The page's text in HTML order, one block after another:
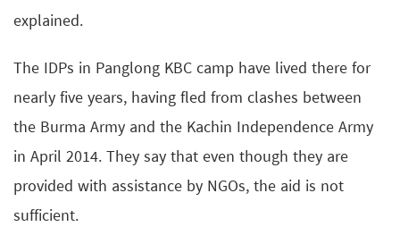
explained.
The IDPs in Panglong KBC camp have lived there for
nearly five years, having fled from clashes between
the Burma Army and the Kachin Independence Army
in April 2014. They say that even though they are
provided with assistance by NGOs, the aid is not
sufficient.